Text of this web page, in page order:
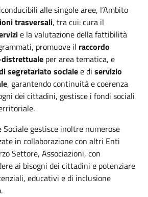
alle singole aree, l’Ambito
trasversali, tra cui: cura il
e la valutazione della fattibilità
promuove il raccordo
per area tematica, e
segretariato socialee di servizio
, garantendo continuità e coerenza
dei cittadini, gestisce i fondi sociali
Sociale gestisce inoltre numerose
in collaborazione con altri Enti
Settore, Associazioni, con
ai bisogni dei cittadini e potenziare
educativi e di inclusione